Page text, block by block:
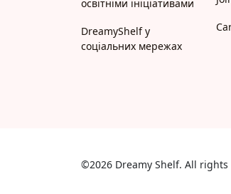
освітніми ініціативами
DreamyShelf у
соціальних мережах
©2026 Dreamy Shelf. All rights